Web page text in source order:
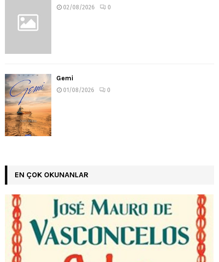
02/08/2026 0
Gemi
01/08/2026 0
EN ÇOK OKUNANLAR